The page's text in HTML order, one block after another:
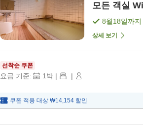
모든 객실
8월18일까
상세 보기
선착순 쿠폰
요금 기준: 1박 | |
쿠폰 적용 대상 ₩14,154 할인